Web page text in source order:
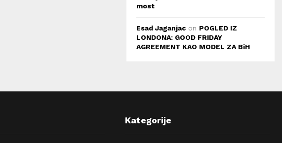
most
Esad Jaganjac on POGLED IZ
LONDONA: GOOD FRIDAY
AGREEMENT KAO MODEL ZA BiH
Kategorije